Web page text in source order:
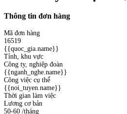
Thông tin đơn hàng
Mã đơn hàng
16519
{{quoc_gia.name}}
Tỉnh, khu vực
Công ty, nghiệp đoàn
{{nganh_nghe.name}}
Công việc cụ thể
{{noi_tuyen.name}}
Thời gian làm việc
Lương cơ bản
50-60 /tháng